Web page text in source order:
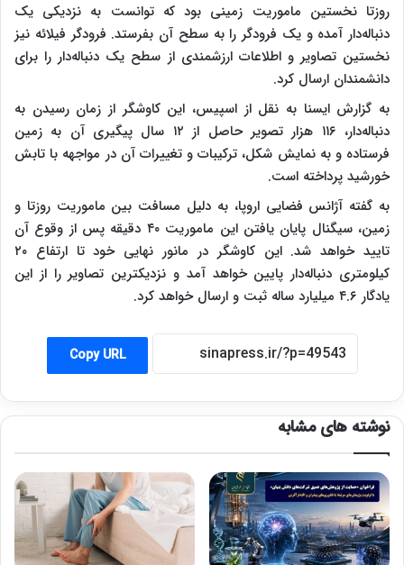
روزتا نخستین ماموریت زمینی بود که توانست به نزدیکی یک
دنباله‌دار آمده و یک فرودگر را به سطح آن بفرستد. فرودگر فیلائه نیز
نخستین تصاویر و اطلاعات ارزشمندی از سطح یک دنباله‌دار را برای
دانشمندان ارسال کرد.
به گزارش ایسنا به نقل از اسپیس، این کاوشگر از زمان رسیدن به
دنباله‌دار، ۱۱۶ هزار تصویر حاصل از ۱۲ سال پیگیری آن به زمین
فرستاده و به نمایش شکل، ترکیبات و تغییرات آن در مواجهه با تابش
خورشید پرداخته است.
به گفته آژانس فضایی اروپا،‌ به دلیل مسافت بین ماموریت روزتا و
زمین،‌ سیگنال پایان یافتن این ماموریت ۴۰ دقیقه پس از وقوع آن
تایید خواهد شد. این کاوشگر در مانور نهایی خود تا ارتفاع ۲۰
کیلومتری دنباله‌دار پایین خواهد آمد و نزدیکترین تصاویر را از این
یادگار ۴.۶ میلیارد ساله ثبت و ارسال خواهد کرد.
Copy URL
نوشته های مشابه